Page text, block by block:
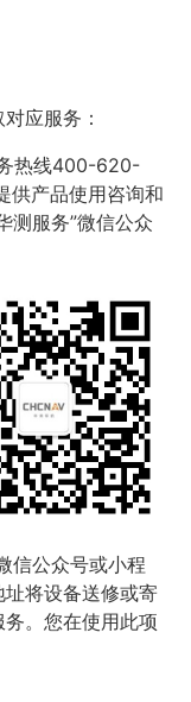
应服务：
热线400-620-
供产品使用咨询和
测服务”微信公众
信公众号或小程
将设备送修或寄
。您在使用此项